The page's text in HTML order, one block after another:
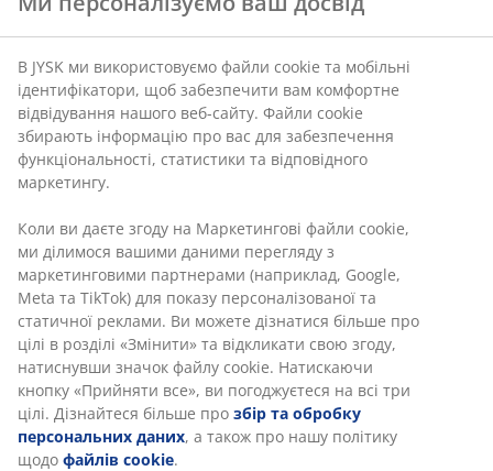
В JYSK ми використовуємо файли cookie та мобільні
ідентифікатори, щоб забезпечити вам комфортне
відвідування нашого веб-сайту. Файли cookie
збирають інформацію про вас для забезпечення
функціональності, статистики та відповідного
маркетингу.
Коли ви даєте згоду на Маркетингові файли cookie,
ми ділимося вашими даними перегляду з
маркетинговими партнерами (наприклад, Google,
Meta та TikTok) для показу персоналізованої та
статичної реклами. Ви можете дізнатися більше про
цілі в розділі «Змінити» та відкликати свою згоду,
натиснувши значок файлу cookie. Натискаючи
кнопку «Прийняти все», ви погоджуєтеся на всі три
цілі. Дізнайтеся більше про збір та обробку
персональних даних, а також про нашу політику
щодо файлів cookie.